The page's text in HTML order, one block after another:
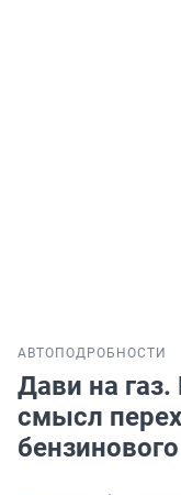
АВТО ПОДРОБНОСТИ
Дави на газ.
смысл